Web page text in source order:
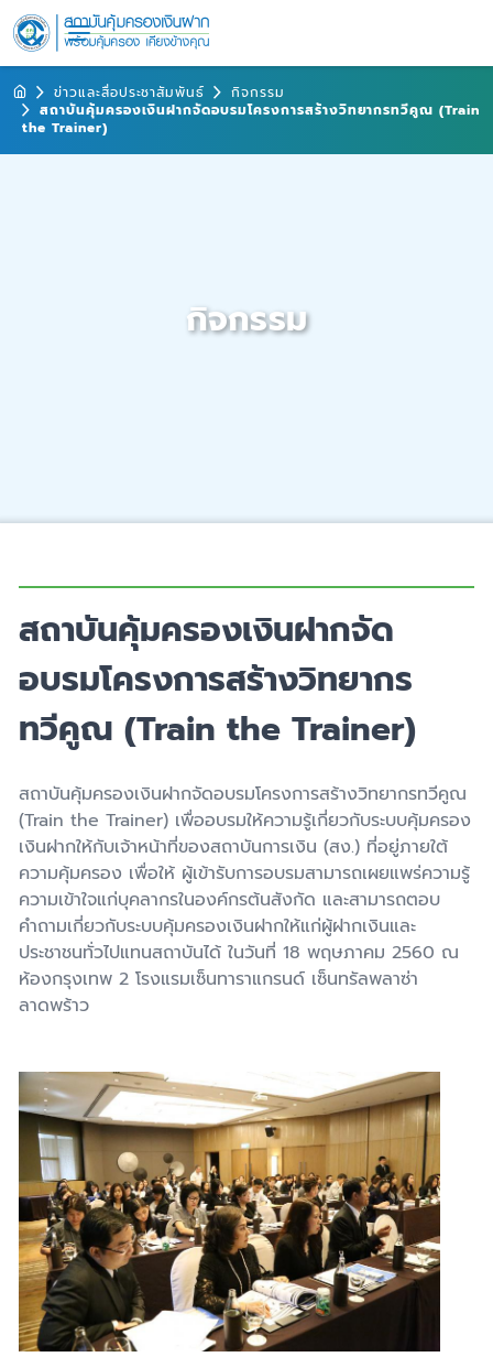
ข่าวและสื่อประชาสัมพันธ์
กิจกรรม
สถาบันคุ้มครองเงินฝากจัดอบรมโครงการสร้างวิทยากรทวีคูณ (Train
the Trainer)
กิจกรรม
สถาบันคุ้มครองเงินฝากจัด
อบรมโครงการสร้างวิทยากร
ทวีคูณ (Train the Trainer)
สถาบันคุ้มครองเงินฝากจัดอบรมโครงการสร้างวิทยากรทวีคูณ
(Train the Trainer) เพื่ออบรมให้ความรู้เกี่ยวกับระบบคุ้มครอง
เงินฝากให้กับเจ้าหน้าที่ของสถาบันการเงิน (สง.) ที่อยู่ภายใต้
ความคุ้มครอง เพื่อให้ ผู้เข้ารับการอบรมสามารถเผยแพร่ความรู้
ความเข้าใจแก่บุคลากรในองค์กรต้นสังกัด และสามารถตอบ
คำถามเกี่ยวกับระบบคุ้มครองเงินฝากให้แก่ผู้ฝากเงินและ
ประชาชนทั่วไปแทนสถาบันได้ ในวันที่ 18 พฤษภาคม 2560 ณ
ห้องกรุงเทพ 2 โรงแรมเซ็นทาราแกรนด์ เซ็นทรัลพลาซ่า
ลาดพร้าว